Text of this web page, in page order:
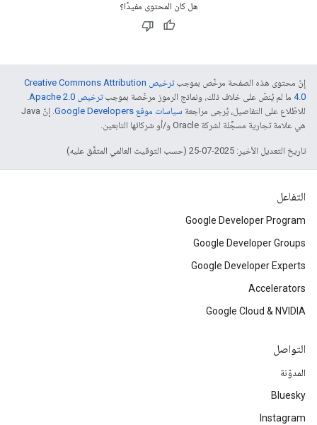
هل كان المحتوى مفيدًا؟
إنّ محتوى هذه الصفحة مرخّص بموجب
ترخيص Creative Commons Attribution
4.0‏ ما لم يُنصّ على خلاف ذلك، ونماذج الرموز مرخّصة بموجبترخيص Apache 2.0‏
.
للاطّلاع على التفاصيل، يُرجى مراجعة سياسات موقع Google Developers‏
. إنّ Java
هي علامة تجارية مسجَّلة لشركة Oracle و/أو شركائها التابعين.
تاريخ التعديل الأخير: 2025-07-25 (حسب التوقيت العالمي المتفَّق عليه)
التفاعل
Google Developer Program
Google Developer Groups
Google Developer Experts
Accelerators
Google Cloud & NVIDIA
التواصل
المدوّنة
Bluesky
Instagram